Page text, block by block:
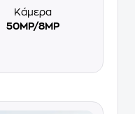
Κάμερα
50MP/8MP